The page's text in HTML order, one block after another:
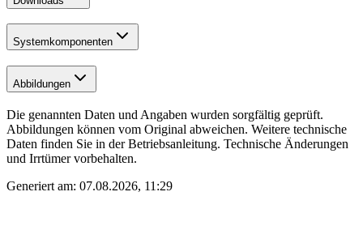
Systemkomponenten
Abbildungen
Die genannten Daten und Angaben wurden sorgfältig geprüft.
Abbildungen können vom Original abweichen. Weitere technische
Daten finden Sie in der Betriebsanleitung. Technische Änderungen
und Irrtümer vorbehalten.
Generiert am: 07.08.2026, 11:29